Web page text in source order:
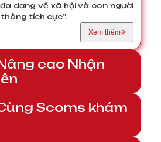
dạng về xã hội và con người
tích cực”.
Xem thêm
cao Nhận
Scoms khám